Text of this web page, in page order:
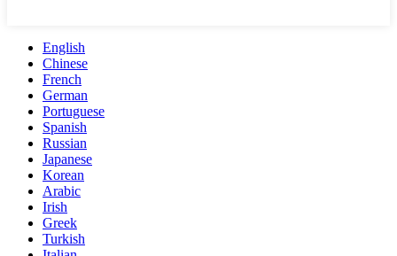
English
Chinese
French
German
Portuguese
Spanish
Russian
Japanese
Korean
Arabic
Irish
Greek
Turkish